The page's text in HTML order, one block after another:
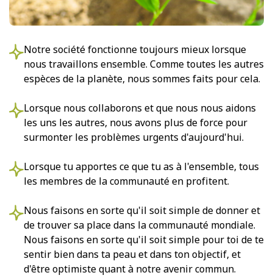
Notre société fonctionne toujours mieux lorsque
nous travaillons ensemble. Comme toutes les autres
espèces de la planète, nous sommes faits pour cela.
Lorsque nous collaborons et que nous nous aidons
les uns les autres, nous avons plus de force pour
surmonter les problèmes urgents d'aujourd'hui.
Lorsque tu apportes ce que tu as à l'ensemble, tous
les membres de la communauté en profitent.
Nous faisons en sorte qu'il soit simple de donner et
de trouver sa place dans la communauté mondiale.
Nous faisons en sorte qu'il soit simple pour toi de te
sentir bien dans ta peau et dans ton objectif, et
d'être optimiste quant à notre avenir commun.